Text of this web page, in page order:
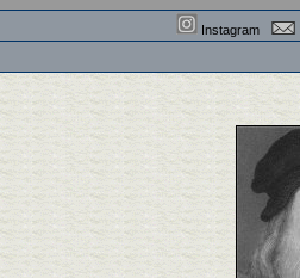
Instagram